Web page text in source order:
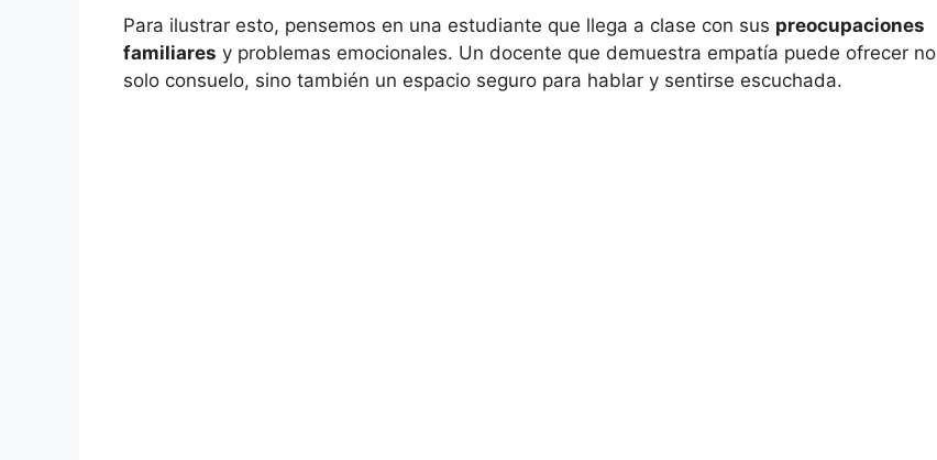
Para ilustrar esto, pensemos en una estudiante que llega a clase con sus preocupaciones
familiares y problemas emocionales. Un docente que demuestra empatía puede ofrecer no
solo consuelo, sino también un espacio seguro para hablar y sentirse escuchada.